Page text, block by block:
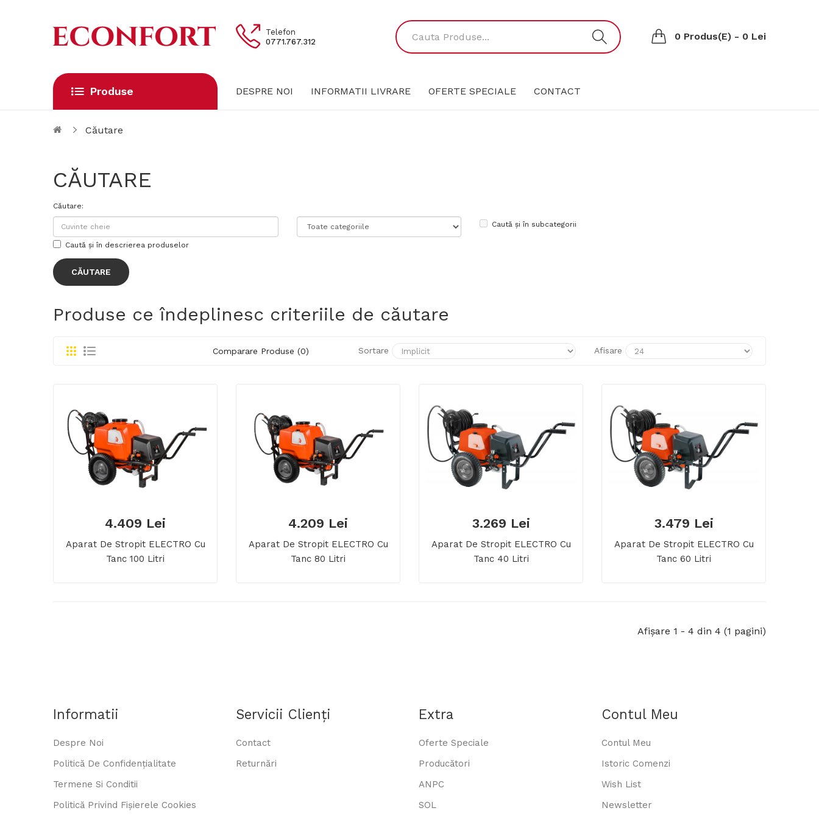
Telefon
0771.767.312
0 Produs(e) - 0 Lei
Produse DESPRE NOI INFORMATII LIVRARE OFERTE SPECIALE CONTACT
Căutare
CĂUTARE
Căutare:
Caută și în subcategorii
Caută și în descrierea produselor
Produse ce îndeplinesc criteriile de căutare
Comparare Produse (0) Sortare Afisare
4.409 Lei
Aparat De Stropit ELECTRO Cu
Tanc 100 Litri
4.209 Lei
Aparat De Stropit ELECTRO Cu
Tanc 80 Litri
3.269 Lei
Aparat De Stropit ELECTRO Cu
Tanc 40 Litri
3.479 Lei
Aparat De Stropit ELECTRO Cu
Tanc 60 Litri
Afişare 1 - 4 din 4 (1 pagini)
Informatii
Despre Noi
Politică De Confidențialitate
Termene Si Conditii
Politică Privind Fișierele Cookies
Servicii Clienţi
Contact
Returnări
Extra
Oferte Speciale
Producători
ANPC
SOL
Contul Meu
Contul Meu
Istoric Comenzi
Wish List
Newsletter